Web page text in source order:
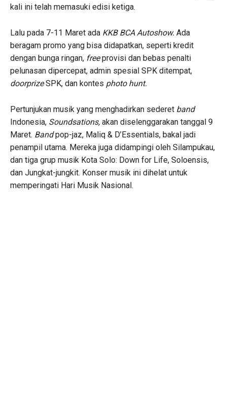
kali ini telah memasuki edisi ketiga.
Lalu pada 7-11 Maret ada KKB BCA Autoshow. Ada
beragam promo yang bisa didapatkan, seperti kredit
dengan bunga ringan, freeprovisi dan bebas penalti
pelunasan dipercepat, admin spesial SPK ditempat,
doorprizeSPK, dan kontes photo hunt.
Pertunjukan musik yang menghadirkan sederet band
Indonesia, Soundsations, akan diselenggarakan tanggal 9
Maret. Bandpop-jaz, Maliq & D’Essentials, bakal jadi
penampil utama. Mereka juga didampingi oleh Silampukau,
dan tiga grup musik Kota Solo: Down for Life, Soloensis,
dan Jungkat-jungkit. Konser musik ini dihelat untuk
memperingati Hari Musik Nasional.